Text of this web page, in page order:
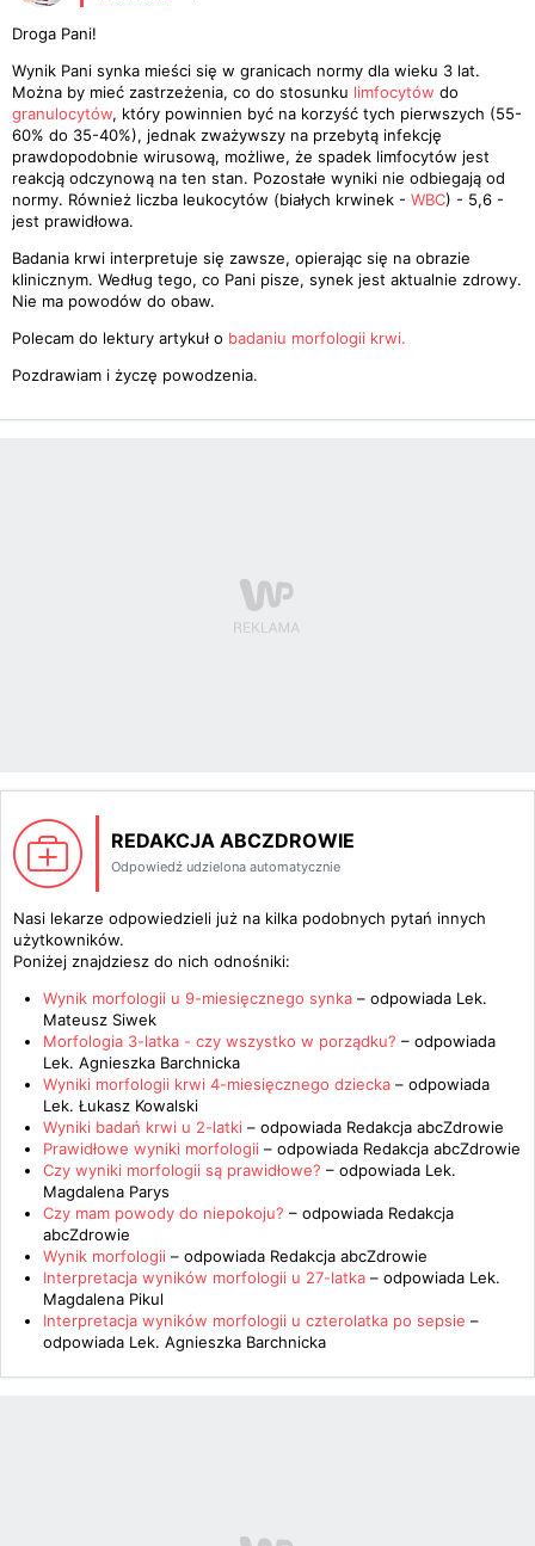
Droga Pani!
Wynik Pani synka mieści się w granicach normy dla wieku 3 lat.
Można by mieć zastrzeżenia, co do stosunku limfocytów do
granulocytów, który powinnien być na korzyść tych pierwszych (55-
60% do 35-40%), jednak zważywszy na przebytą infekcję
prawdopodobnie wirusową, możliwe, że spadek limfocytów jest
reakcją odczynową na ten stan. Pozostałe wyniki nie odbiegają od
normy. Również liczba leukocytów (białych krwinek - WBC) - 5,6 -
jest prawidłowa.
Badania krwi interpretuje się zawsze, opierając się na obrazie
klinicznym. Według tego, co Pani pisze, synek jest aktualnie zdrowy.
Nie ma powodów do obaw.
Polecam do lektury artykuł o badaniu morfologii krwi.
Pozdrawiam i życzę powodzenia.
REDAKCJA ABCZDROWIE
Odpowiedź udzielona automatycznie
Nasi lekarze odpowiedzieli już na kilka podobnych pytań innych
użytkowników.
Poniżej znajdziesz do nich odnośniki:
Wynik morfologii u 9-miesięcznego synka – odpowiada Lek.
Mateusz Siwek
Morfologia 3-latka - czy wszystko w porządku? – odpowiada
Lek. Agnieszka Barchnicka
Wyniki morfologii krwi 4-miesięcznego dziecka – odpowiada
Lek. Łukasz Kowalski
Wyniki badań krwi u 2-latki – odpowiada Redakcja abcZdrowie
Prawidłowe wyniki morfologii – odpowiada Redakcja abcZdrowie
Czy wyniki morfologii są prawidłowe? – odpowiada Lek.
Magdalena Parys
Czy mam powody do niepokoju? – odpowiada Redakcja
abcZdrowie
Wynik morfologii – odpowiada Redakcja abcZdrowie
Interpretacja wyników morfologii u 27-latka – odpowiada Lek.
Magdalena Pikul
Interpretacja wyników morfologii u czterolatka po sepsie –
odpowiada Lek. Agnieszka Barchnicka